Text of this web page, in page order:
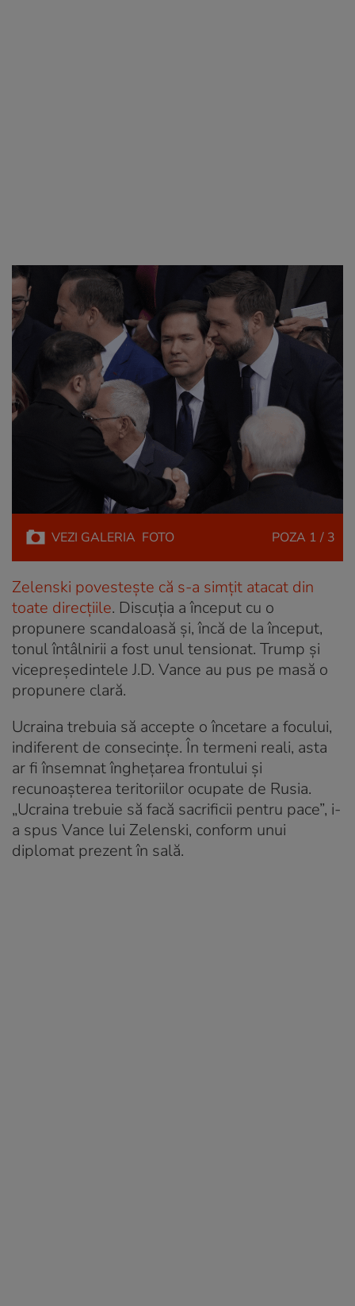
VEZI GALERIA FOTO POZA 1 / 3
Zelenski povestește că s-a simțit atacat din
toate direcțiile. Discuția a început cu o
propunere scandaloasă și, încă de la început,
tonul întâlnirii a fost unul tensionat. Trump și
vicepreședintele J.D. Vance au pus pe masă o
propunere clară.
Ucraina trebuia să accepte o încetare a focului,
indiferent de consecințe. În termeni reali, asta
ar fi însemnat înghețarea frontului și
recunoașterea teritoriilor ocupate de Rusia.
„Ucraina trebuie să facă sacrificii pentru pace”, i-
a spus Vance lui Zelenski, conform unui
diplomat prezent în sală.